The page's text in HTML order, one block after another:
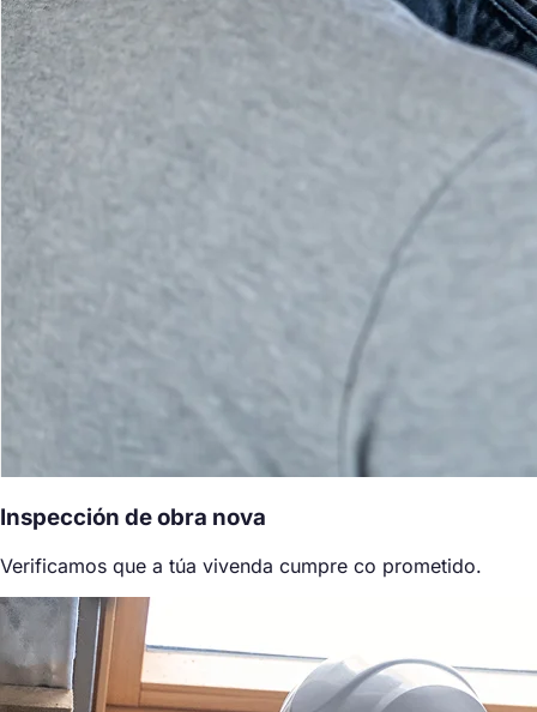
Inspección de obra nova
Verificamos que a túa vivenda cumpre co prometido.